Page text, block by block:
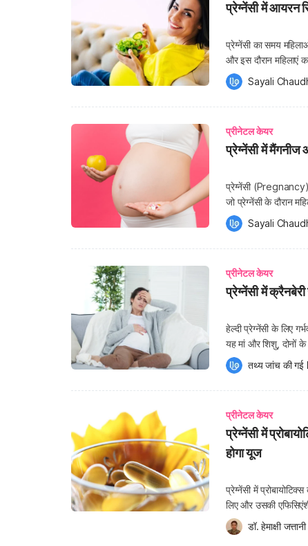
प्रेग्नेंसी में आयरन
प्रेग्नेंसी का समय
और इस दौरान महिलाएं
लगभग रोजाना
डायट […]
Sayali
प्रीनेटल केयर
प्रेग्नेंसी में
प्रेग्नेंसी (Pregnancy)
जो प्रेग्नेंसी के दौरान
तकलीफ ना आए। इनमें से
Sayali
प्रीनेटल केयर
प्रेग्नेंसी में
हेल्दी प्रेग्नेंसी के लिए
यह मां और शिशु, दोनों
सब्जियों के सेवन लिए
तथ्य जांच की गई
प्रीनेटल केयर
प्रेग्नेंसी में
होगा यूज
प्रेग्नेंसी में
लिए और उसकी
सप्लिमेंट्स से।
ये इंटेस्टाइन में फूड को
डॉ. हेमाक्षी जत्तानी